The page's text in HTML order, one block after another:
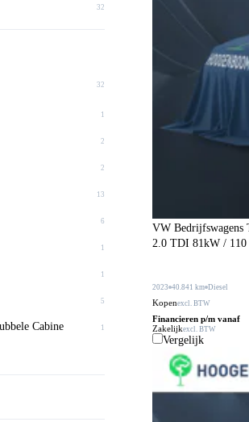
32
32
1
2
2
13
6
1
1
5
Cabine 1
VW Bedrijfswagens
2.0 TDI 81kW / 110
2023 40.841 km Diesel
Kopenexcl. BTW
Financieren p/m vanaf
Zakelijkexcl. BTW
Vergelijk